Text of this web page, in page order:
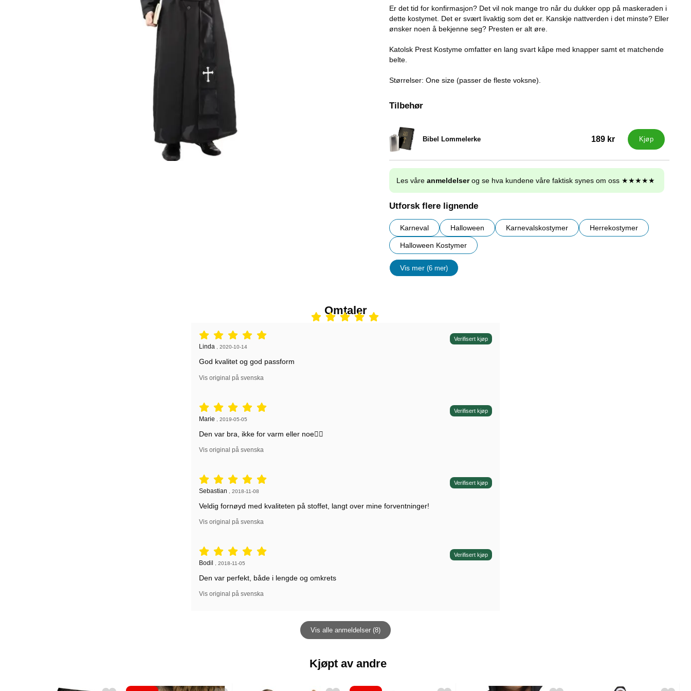
Er det tid for konfirmasjon? Det vil nok mange tro når du dukker opp på maskeraden i
dette kostymet. Det er svært livaktig som det er. Kanskje nattverden i det minste? Eller
ønsker noen å bekjenne seg? Presten er alt øre.
Katolsk Prest Kostyme omfatter en lang svart kåpe med knapper samt et matchende
belte.
Størrelser: One size (passer de fleste voksne).
Tilbehør
Bibel Lommelerke
Varenummer 1319 189 kr Kjøp
Les våre anmeldelserog se hva kundene våre faktisk synes om oss ★★★★★
Utforsk flere lignende
Karneval Halloween Karnevalskostymer Herrekostymer
Halloween Kostymer
Vis mer (6 mer)
egenskaper
Omtaler
Vurdering: 5 stjerne av 5,
Verifisert kjøp
Anmeldelse av:
Linda , 2020-10-14
God kvalitet og god passform
Vis original på svenska
Vurdering: 5 stjerne av 5,
Verifisert kjøp
Anmeldelse av:
Marie 2019-05-05
Den var bra, ikke for varm eller noe👌🏽
Vis original på svenska
Vurdering: 5 stjerne av 5,
Verifisert kjøp
Anmeldelse av:
Sebastian 2018-11-08
Veldig fornøyd med kvaliteten på stoffet, langt over mine forventninger!
Vis original på svenska
Vurdering: 5 stjerne av 5,
Verifisert kjøp
Anmeldelse av:
Bodil 2018-11-05
Den var perfekt, både i lengde og omkrets
Vis original på svenska
Vis alle anmeldelser (8)
Kjøpt av andre